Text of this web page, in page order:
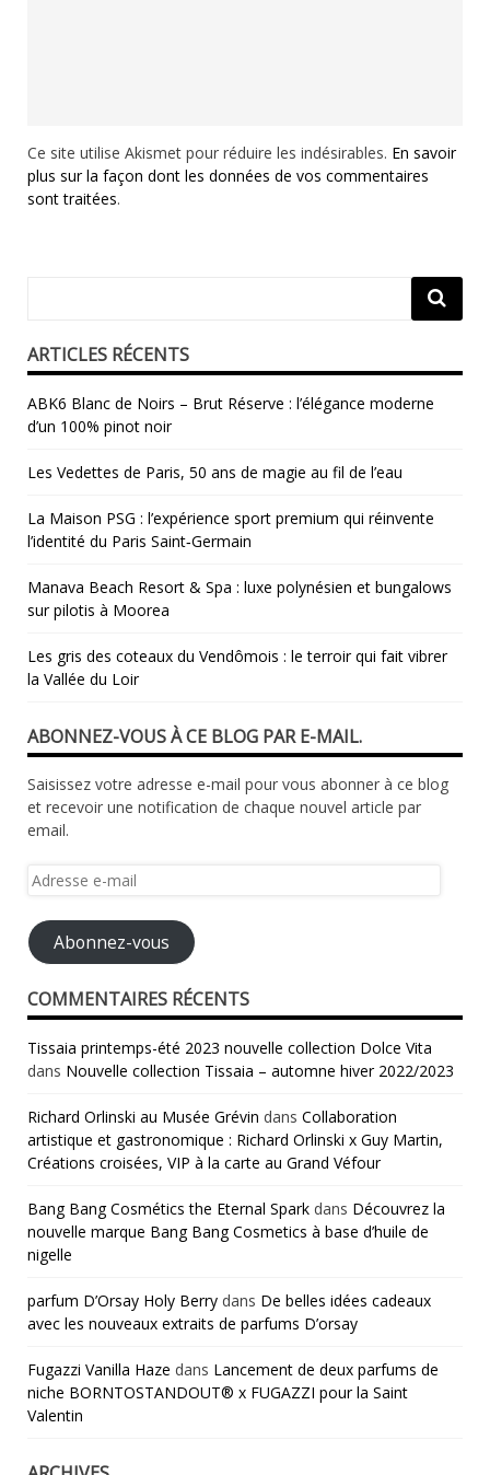
Ce site utilise Akismet pour réduire les indésirables. En savoir
plus sur la façon dont les données de vos commentaires
sont traitées.
ARTICLES RÉCENTS
ABK6 Blanc de Noirs – Brut Réserve : l’élégance moderne
d’un 100% pinot noir
Les Vedettes de Paris, 50 ans de magie au fil de l’eau
La Maison PSG : l’expérience sport premium qui réinvente
l’identité du Paris Saint‑Germain
Manava Beach Resort & Spa : luxe polynésien et bungalows
sur pilotis à Moorea
Les gris des coteaux du Vendômois : le terroir qui fait vibrer
la Vallée du Loir
ABONNEZ-VOUS À CE BLOG PAR E-MAIL.
Saisissez votre adresse e-mail pour vous abonner à ce blog
et recevoir une notification de chaque nouvel article par
email.
Adresse
mail
Abonnez-vous
COMMENTAIRES RÉCENTS
Tissaia printemps-été 2023 nouvelle collection Dolce Vita
dans Nouvelle collection Tissaia – automne hiver 2022/2023
Richard Orlinski au Musée Grévin dans Collaboration
artistique et gastronomique : Richard Orlinski x Guy Martin,
Créations croisées, VIP à la carte au Grand Véfour
Bang Bang Cosmétics the Eternal Spark dans Découvrez la
nouvelle marque Bang Bang Cosmetics à base d’huile de
nigelle
parfum D’Orsay Holy Berry dans De belles idées cadeaux
avec les nouveaux extraits de parfums D’orsay
Fugazzi Vanilla Haze dans Lancement de deux parfums de
niche BORNTOSTANDOUT® x FUGAZZI pour la Saint
Valentin